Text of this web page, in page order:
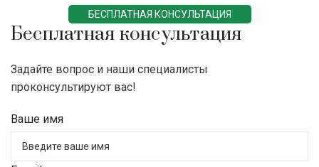
БЕСПЛАТНАЯ КОНСУЛЬТАЦИЯ
Бесплатная консультация
Задайте вопрос и наши специалисты
проконсультируют вас!
Ваше имя